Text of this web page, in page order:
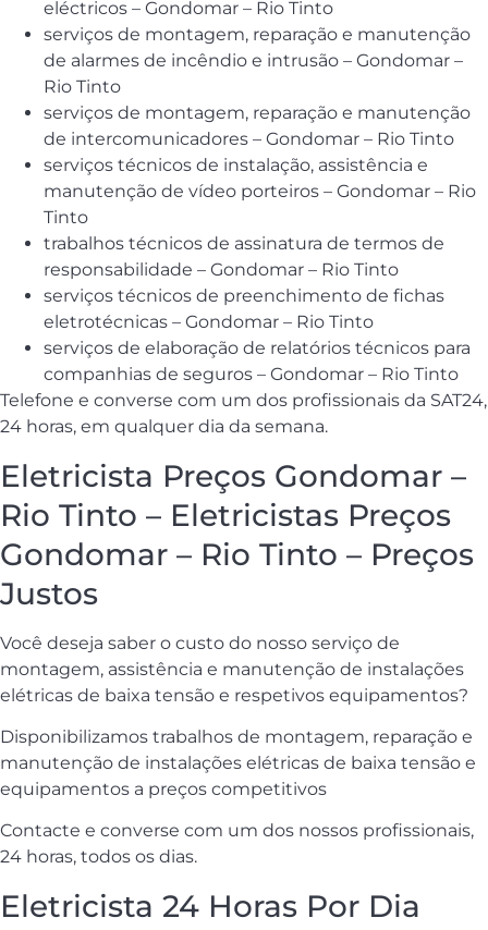
eléctricos – Gondomar – Rio Tinto
serviços de montagem, reparação e manutenção
de alarmes de incêndio e intrusão – Gondomar –
Rio Tinto
serviços de montagem, reparação e manutenção
de intercomunicadores – Gondomar – Rio Tinto
serviços técnicos de instalação, assistência e
manutenção de vídeo porteiros – Gondomar – Rio
Tinto
trabalhos técnicos de assinatura de termos de
responsabilidade – Gondomar – Rio Tinto
serviços técnicos de preenchimento de fichas
eletrotécnicas – Gondomar – Rio Tinto
serviços de elaboração de relatórios técnicos para
companhias de seguros – Gondomar – Rio Tinto
Telefone e converse com um dos profissionais da SAT24,
24 horas, em qualquer dia da semana.
Eletricista Preços Gondomar –
Rio Tinto – Eletricistas Preços
Gondomar – Rio Tinto – Preços
Justos
Você deseja saber o custo do nosso serviço de
montagem, assistência e manutenção de instalações
elétricas de baixa tensão e respetivos equipamentos?
Disponibilizamos trabalhos de montagem, reparação e
manutenção de instalações elétricas de baixa tensão e
equipamentos a preços competitivos
Contacte e converse com um dos nossos profissionais,
24 horas, todos os dias.
Eletricista 24 Horas Por Dia